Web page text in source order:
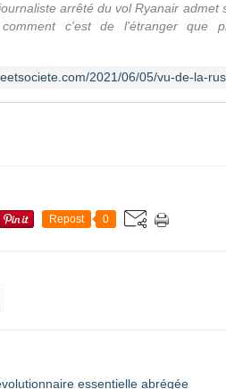
arrêté du vol Ryanair admet
c'est de l'étranger que
2021/06/05/vu-de-la-
Repost 0